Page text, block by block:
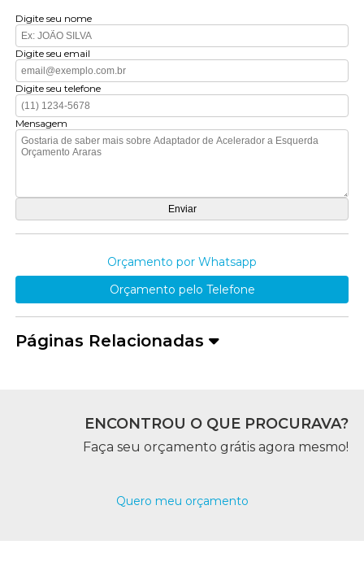
Digite seu nome
Digite seu email
Digite seu telefone
Mensagem
Orçamento por Whatsapp
Orçamento pelo Telefone
Páginas Relacionadas
ENCONTROU O QUE PROCURAVA?
Faça seu orçamento grátis agora mesmo!
Quero meu orçamento